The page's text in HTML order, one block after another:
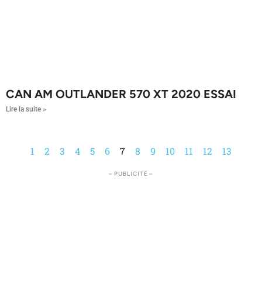
CAN AM OUTLANDER 570 XT 2020 ESSAI
Lire la suite »
1 2 3 4 5 6 7 8 9 10 11 12 13
– PUBLICITÉ –